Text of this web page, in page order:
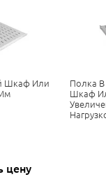
Шкаф Или
цену
Полка
Шкаф